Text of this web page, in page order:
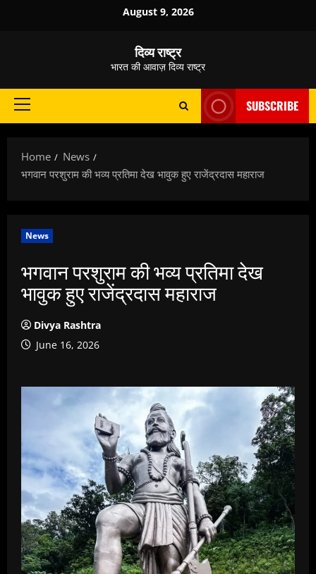
August 9, 2026
दिव्य राष्ट्र
भारत की आवाज़ दिव्य राष्ट्र
Primary
SUBSCRIBE
Home
News
भगवान परशुराम की भव्य प्रतिमा देख भावुक हुए राजेंद्रदास महाराज
News
भगवान परशुराम की भव्य प्रतिमा देख
भावुक हुए राजेंद्रदास महाराज
Divya Rashtra
June 16, 2026